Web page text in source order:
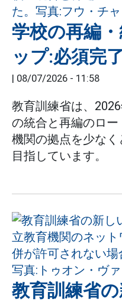
学校の再編
ップ:必須完
| 08/07/2026 - 11:58
教育訓練省は、
の統合と再編のロ
機関の拠点を少なく
目指しています。
教育訓練省